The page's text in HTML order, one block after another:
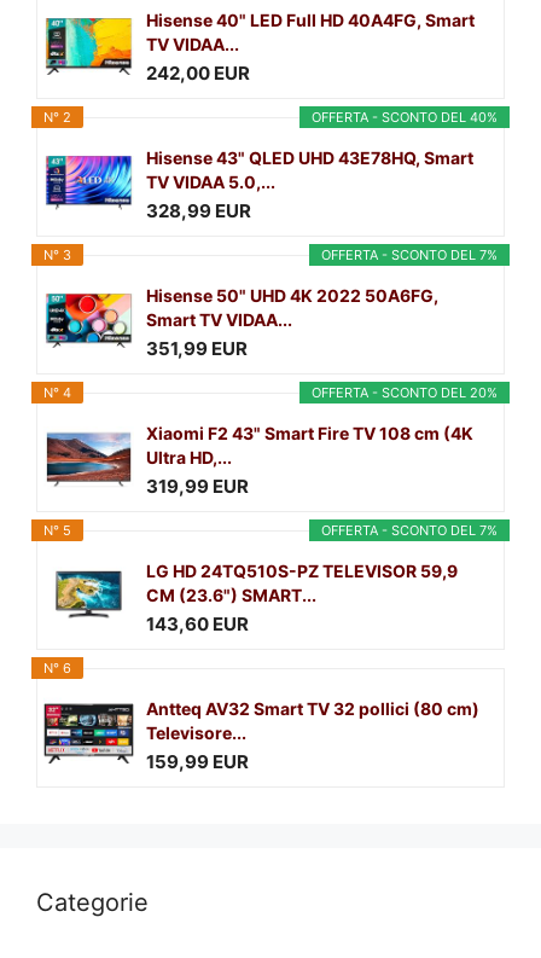
Hisense 40" LED Full HD 40A4FG, Smart
TV VIDAA...
242,00 EUR
OFFERTA - SCONTO DEL 40%
N° 2
Hisense 43" QLED UHD 43E78HQ, Smart
TV VIDAA 5.0,...
328,99 EUR
OFFERTA - SCONTO DEL 7%
N° 3
Hisense 50" UHD 4K 2022 50A6FG,
Smart TV VIDAA...
351,99 EUR
OFFERTA - SCONTO DEL 20%
N° 4
Xiaomi F2 43" Smart Fire TV 108 cm (4K
Ultra HD,...
319,99 EUR
OFFERTA - SCONTO DEL 7%
N° 5
LG HD 24TQ510S-PZ TELEVISOR 59,9
CM (23.6") SMART...
143,60 EUR
N° 6
Antteq AV32 Smart TV 32 pollici (80 cm)
Televisore...
159,99 EUR
Categorie